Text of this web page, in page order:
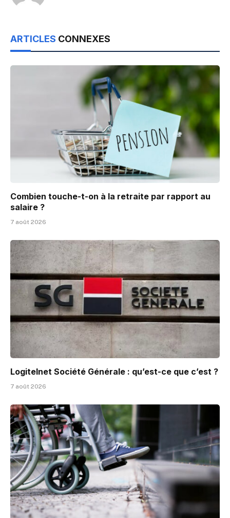
ARTICLES CONNEXES
Combien touche-t-on à la retraite par rapport au
salaire ?
7 août 2026
Logitelnet Société Générale : qu’est-ce que c’est ?
7 août 2026